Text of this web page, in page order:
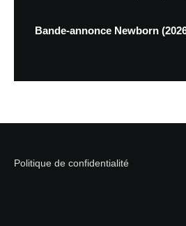
Bande-annonce Newborn
Politique de confidentialité